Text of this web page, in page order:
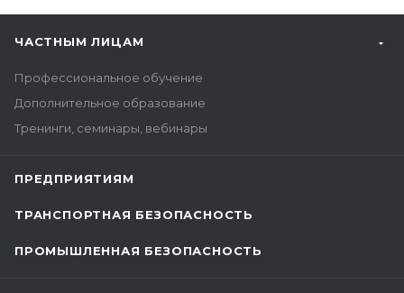
ЧАСТНЫМ ЛИЦАМ
Профессиональное обучение
Дополнительное образование
Тренинги, семинары, вебинары
ПРЕДПРИЯТИЯМ
ТРАНСПОРТНАЯ БЕЗОПАСНОСТЬ
ПРОМЫШЛЕННАЯ БЕЗОПАСНОСТЬ